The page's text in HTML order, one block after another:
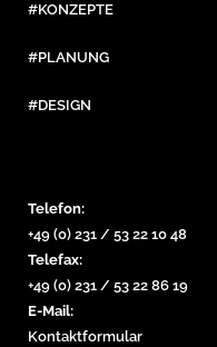
#KONZEPTE
#PLANUNG
#DESIGN
Telefon:
+49 (0) 231 / 53 22 10 48
Telefax:
+49 (0) 231 / 53 22 86 19
E-Mail:
Kontaktformular